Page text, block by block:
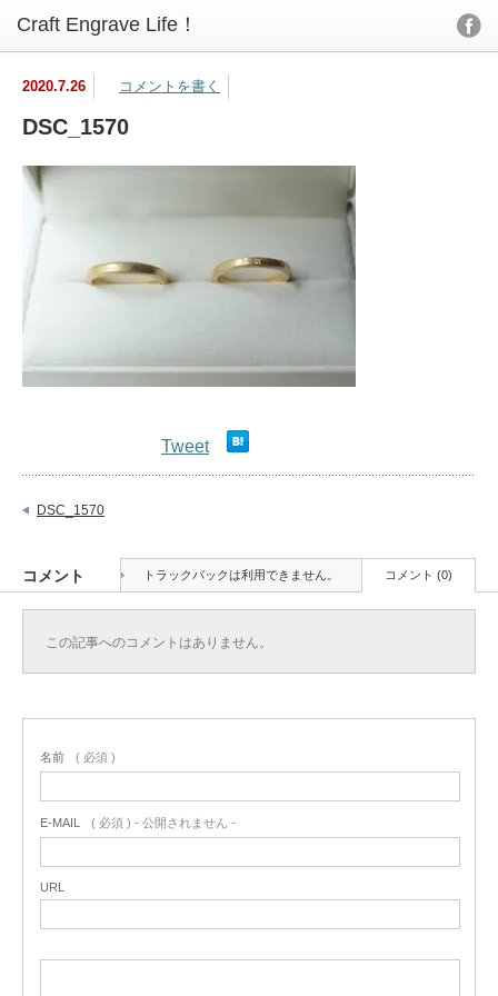
2020.7.26 コメントを書く
DSC_1570
Tweet
DSC_1570
コメント トラックバックは利用できません。 コメント (0)
この記事へのコメントはありません。
名前 ( 必須 )
E-MAIL ( 必須 ) - 公開されません -
URL